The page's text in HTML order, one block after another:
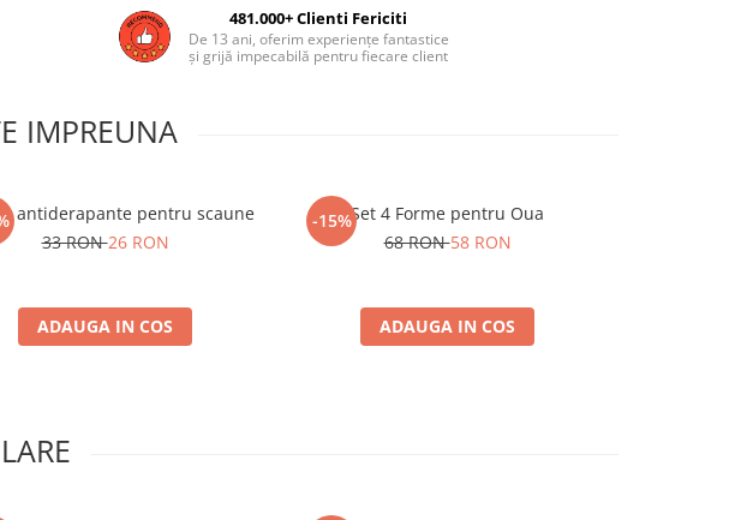
481.000+ Clienti Fericiti
De 13 ani, oferim experiențe fantastice
și grijă impecabilă pentru fiecare client
IMPREUNA
antiderapante pentru scaune
33 RON26 RON
ADAUGA IN COS
-15%Set 4 Forme pentru Oua
68 RON58 RON
ADAUGA IN COS